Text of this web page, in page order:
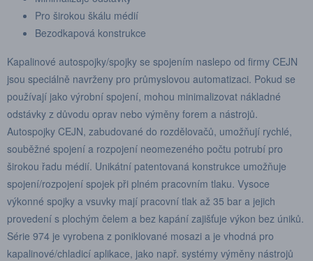
Pro širokou škálu médií
Bezodkapová konstrukce
Kapalinové autospojky/spojky se spojením naslepo od firmy CEJN
jsou speciálně navrženy pro průmyslovou automatizaci. Pokud se
používají jako výrobní spojení, mohou minimalizovat nákladné
odstávky z důvodu oprav nebo výměny forem a nástrojů.
Autospojky CEJN, zabudované do rozdělovačů, umožňují rychlé,
souběžné spojení a rozpojení neomezeného počtu potrubí pro
širokou řadu médií. Unikátní patentovaná konstrukce umožňuje
spojení/rozpojení spojek při plném pracovním tlaku. Vysoce
výkonné spojky a vsuvky mají pracovní tlak až 35 bar a jejich
provedení s plochým čelem a bez kapání zajišťuje výkon bez úniků.
Série 974 je vyrobena z poniklované mosazi a je vhodná pro
kapalinové/chladicí aplikace, jako např. systémy výměny nástrojů